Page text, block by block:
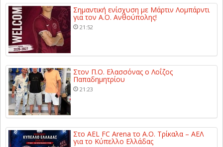
Σημαντική ενίσχυση με Μάρτιν Λομπάρντι
για τον Α.Ο. Ανθούπολης!
21:52
Στον Π.Ο. Ελασσόνας ο Λοΐζος
Παπαδημητρίου
21:23
Στο AEL FC Arena το Α.Ο. Τρίκαλα – ΑΕΛ
για το Κύπελλο Ελλάδας